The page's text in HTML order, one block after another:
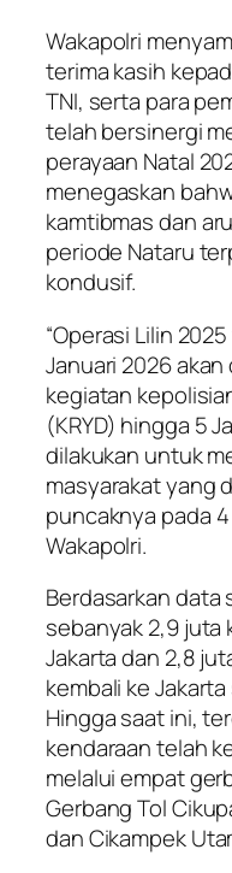
Wakapolri
terima kasih
TNI, serta para
telah bersinergi
perayaan Natal
menegaskan
kamtibmas dan
periode Nataru
kondusif.
“Operasi Lilin
Januari 2026
kegiatan
(KRYD) hingga 5
dilakukan untuk
masyarakat yang
puncaknya pada
Wakapolri.
Berdasarkan data
sebanyak 2,9 juta
Jakarta dan 2,8
kembali ke
Hingga saat ini,
kendaraan telah
melalui empat
Gerbang Tol
dan Cikampek